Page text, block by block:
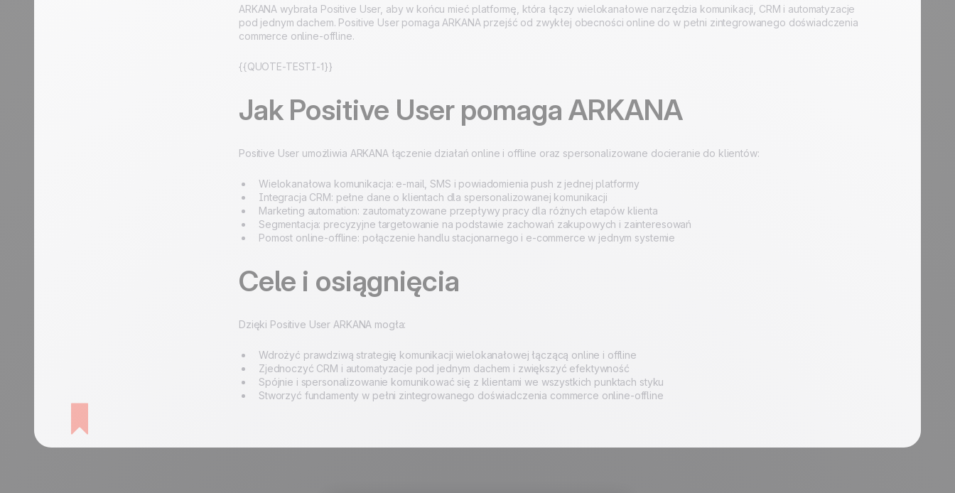
ARKANA wybrała Positive User, aby w końcu mieć platformę, która łączy wielokanałowe narzędzia komunikacji, CRM i automatyzacje
pod jednym dachem. Positive User pomaga ARKANA przejść od zwykłej obecności online do w pełni zintegrowanego doświadczenia
commerce online-offline.
{{QUOTE-TESTI-1}}
Jak Positive User pomaga ARKANA
Positive User umożliwia ARKANA łączenie działań online i offline oraz spersonalizowane docieranie do klientów:
Wielokanałowa komunikacja: e-mail, SMS i powiadomienia push z jednej platformy
Integracja CRM: pełne dane o klientach dla spersonalizowanej komunikacji
Marketing automation: zautomatyzowane przepływy pracy dla różnych etapów klienta
Segmentacja: precyzyjne targetowanie na podstawie zachowań zakupowych i zainteresowań
Pomost online-offline: połączenie handlu stacjonarnego i e-commerce w jednym systemie
Cele i osiągnięcia
Dzięki Positive User ARKANA mogła:
Wdrożyć prawdziwą strategię komunikacji wielokanałowej łączącą online i offline
Zjednoczyć CRM i automatyzacje pod jednym dachem i zwiększyć efektywność
Spójnie i spersonalizowanie komunikować się z klientami we wszystkich punktach styku
Stworzyć fundamenty w pełni zintegrowanego doświadczenia commerce online-offline